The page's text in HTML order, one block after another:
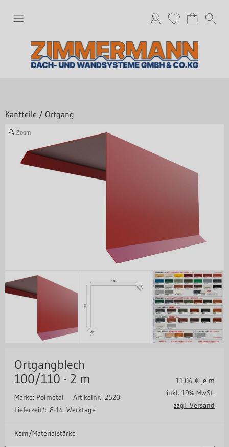
Kantteile / Ortgang
Zoom
Ortgangblech
100/110 - 2 m
Marke: Polmetal Artikelnr.: 2520
Lieferzeit*: 8-14 Werktage
11,04 € je m
inkl. 19% MwSt.
zzgl. Versand
Kern/Materialstärke